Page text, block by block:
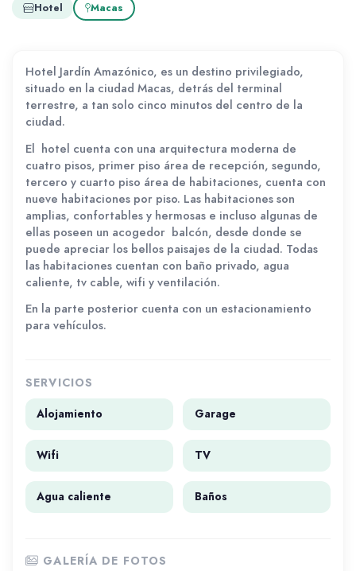
Hotel Macas
Hotel Jardín Amazónico, es un destino privilegiado,
situado en la ciudad Macas, detrás del terminal
terrestre, a tan solo cinco minutos del centro de la
ciudad.
El hotel cuenta con una arquitectura moderna de
cuatro pisos, primer piso área de recepción, segundo,
tercero y cuarto piso área de habitaciones, cuenta con
nueve habitaciones por piso. Las habitaciones son
amplias, confortables y hermosas e incluso algunas de
ellas poseen un acogedor balcón, desde donde se
puede apreciar los bellos paisajes de la ciudad. Todas
las habitaciones cuentan con baño privado, agua
caliente, tv cable, wifi y ventilación.
En la parte posterior cuenta con un estacionamiento
para vehículos.
SERVICIOS
Alojamiento Garage
Wifi TV
Agua caliente Baños
GALERÍA DE FOTOS